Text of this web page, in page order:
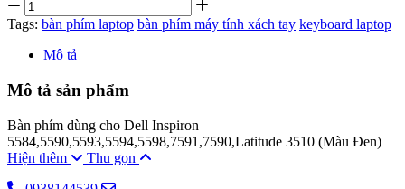
Tags: bàn phím laptop bàn phím máy tính xách tay keyboard laptop
Mô tả
Mô tả sản phẩm
Bàn phím dùng cho Dell Inspiron
5584,5590,5593,5594,5598,7591,7590,Latitude 3510 (Màu Đen)
Hiện thêm
Thu gọn